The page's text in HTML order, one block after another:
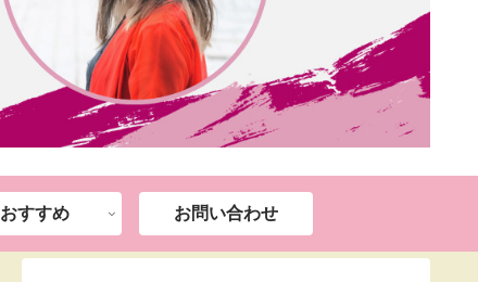
おすすめ お問い合わせ